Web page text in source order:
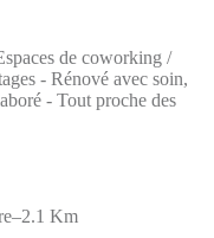
de coworking /
- Rénové avec soin,
- Tout proche des
–2.1 Km